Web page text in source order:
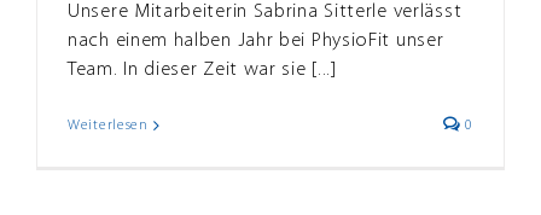
Unsere Mitarbeiterin Sabrina Sitterle verlässt
nach einem halben Jahr bei PhysioFit unser
Team. In dieser Zeit war sie [...]
Weiterlesen 0